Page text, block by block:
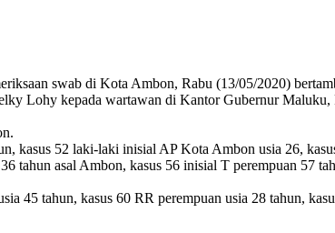
swab di Kota Ambon, Rabu (13/05/2020)
Lohy kepada wartawan di Kantor Gubernur Maluku,
kasus 52 laki-laki inisial AP Kota Ambon usia 26,
tahun asal Ambon, kasus 56 inisial T perempuan 57
45 tahun, kasus 60 RR perempuan usia 28 tahun,